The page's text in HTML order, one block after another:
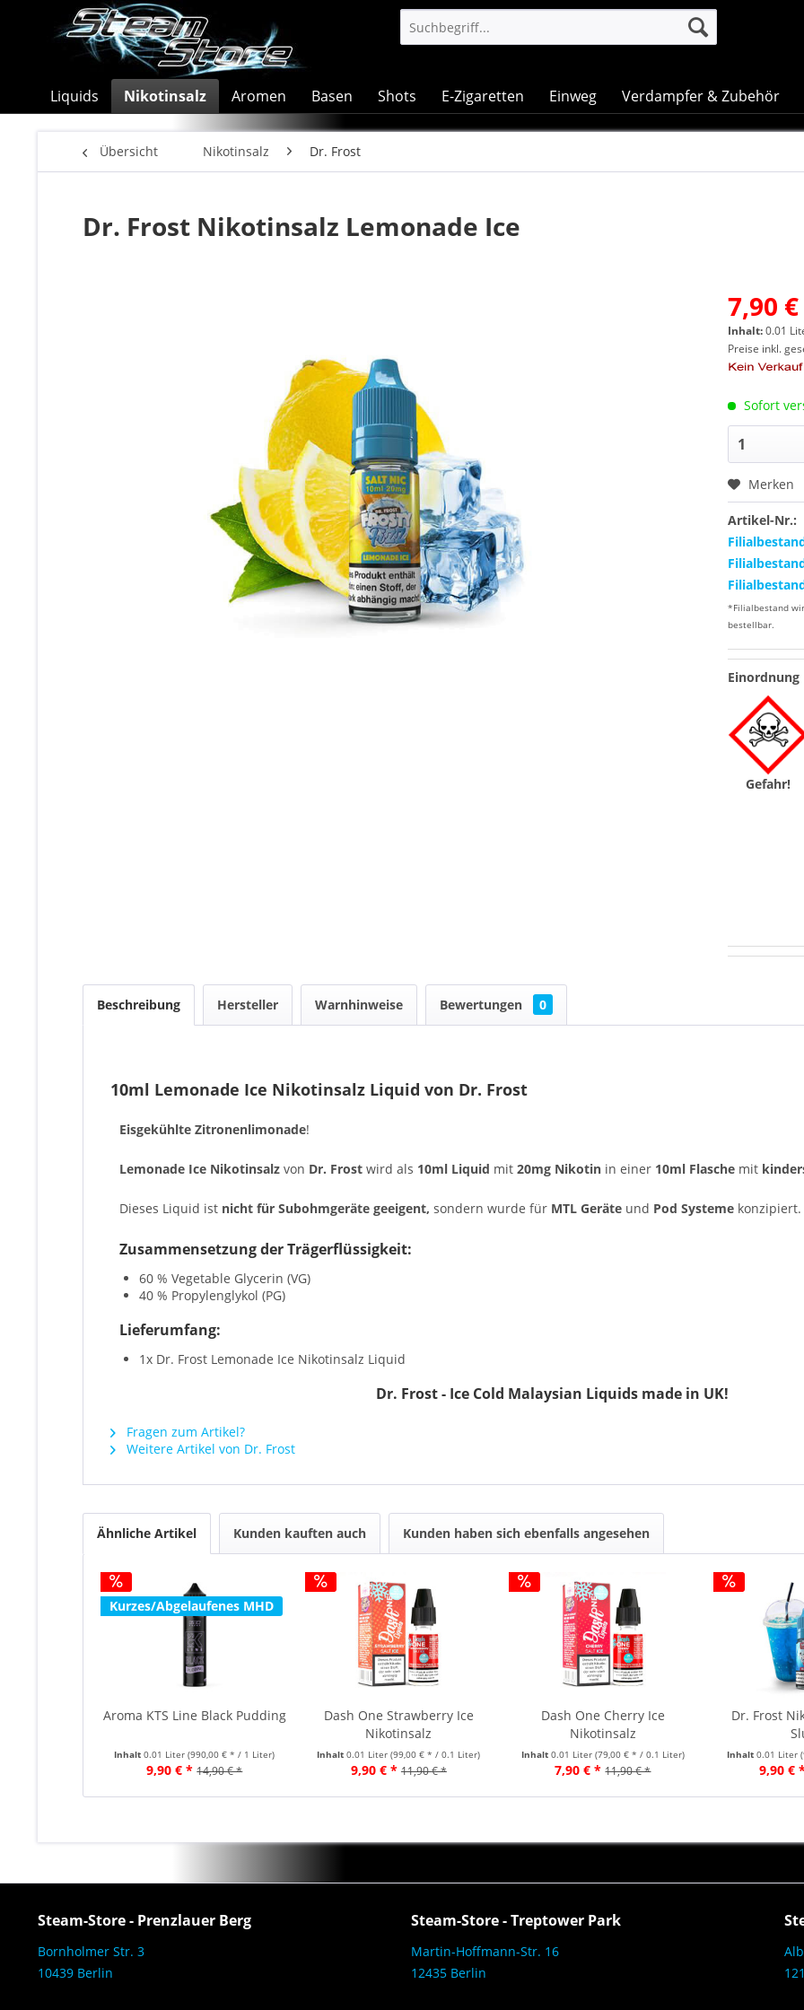
Liquids Nikotinsalz Aromen Basen Shots E-Zigaretten Einweg Verdampfer & Zubehör
Übersicht Nikotinsalz Dr. Frost
Dr. Frost Nikotinsalz Lemonade Ice
7,90
Inhalt:0.01
Preise inkl.
Sofort
Merken
Artikel-Nr.:
*Filialbestand
bestellbar.
Einordnung
Gefahr!
Beschreibung Hersteller Warnhinweise Bewertungen 0
10ml Lemonade Ice Nikotinsalz Liquid von Dr. Frost
Eisgekühlte Zitronenlimonade!
Lemonade Ice Nikotinsalz von Dr. Frost wird als 10ml Liquid mit 20mg Nikotin in einer 10ml Flasche mit
Dieses Liquid ist nicht für Subohmgeräte geeigent, sondern wurde für MTL Geräte und Pod Systeme konzipiert.
Zusammensetzung der Trägerflüssigkeit:
60 % Vegetable Glycerin (VG)
40 % Propylenglykol (PG)
Lieferumfang:
1x Dr. Frost Lemonade Ice Nikotinsalz Liquid
Dr. Frost - Ice Cold Malaysian Liquids made in UK!
Fragen zum Artikel?
Weitere Artikel von Dr. Frost
Ähnliche Artikel Kunden kauften auch Kunden haben sich ebenfalls angesehen
Kurzes/Abgelaufenes MHD
Aroma KTS Line Black Pudding
Inhalt0.01 Liter(990,00 € * / 1 Liter)
9,90 € * 14,90 € *
Dash One Strawberry Ice
Nikotinsalz
Inhalt0.01 Liter(99,00 € * / 0.1 Liter)
9,90 € * 11,90 € *
Dash One Cherry Ice
Nikotinsalz
Inhalt 0.01 Liter (79,00 € * / 0.1 Liter)
7,90 € * 11,90 € *
Dr. Frost
Inhalt0.01 Liter
9,90 €
Steam-Store - Prenzlauer Berg
Bornholmer Str. 3
10439 Berlin
Steam-Store - Treptower Park
Martin-Hoffmann-Str. 16
12435 Berlin